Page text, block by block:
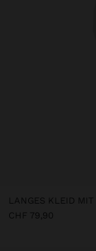
LANGES KLEID
CHF 79,90